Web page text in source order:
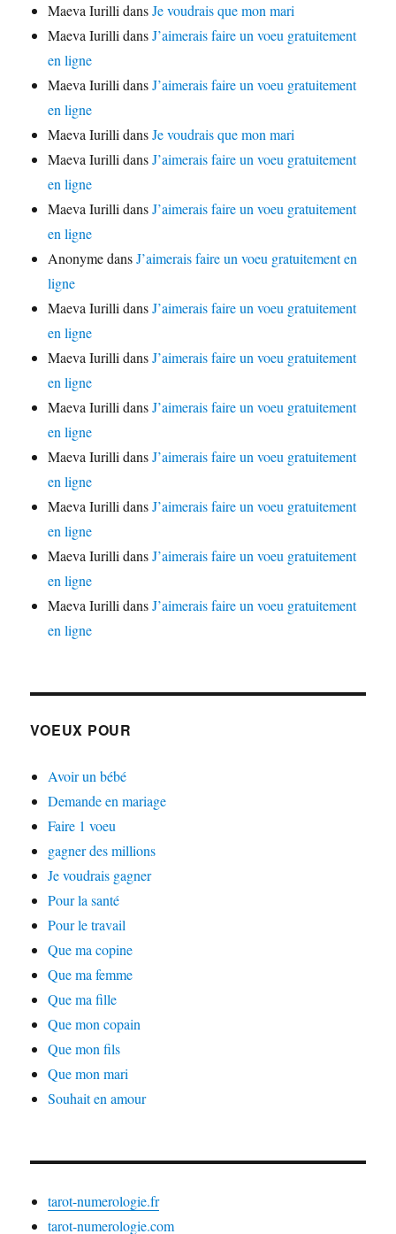
Maeva Iurilli dansJe voudrais que mon mari
Maeva Iurilli dansJ’aimerais faire un voeu gratuitement
en ligne
Maeva Iurilli dansJ’aimerais faire un voeu gratuitement
en ligne
Maeva Iurilli dansJe voudrais que mon mari
Maeva Iurilli dansJ’aimerais faire un voeu gratuitement
en ligne
Maeva Iurilli dansJ’aimerais faire un voeu gratuitement
en ligne
AnonymedansJ’aimerais faire un voeu gratuitement en
ligne
Maeva Iurilli dansJ’aimerais faire un voeu gratuitement
en ligne
Maeva Iurilli dansJ’aimerais faire un voeu gratuitement
en ligne
Maeva Iurilli dansJ’aimerais faire un voeu gratuitement
en ligne
Maeva Iurilli dansJ’aimerais faire un voeu gratuitement
en ligne
Maeva Iurilli dansJ’aimerais faire un voeu gratuitement
en ligne
Maeva Iurilli dansJ’aimerais faire un voeu gratuitement
en ligne
Maeva Iurilli dansJ’aimerais faire un voeu gratuitement
en ligne
VOEUX POUR
Avoir un bébé
Demande en mariage
Faire 1 voeu
gagner des millions
Je voudrais gagner
Pour la santé
Pour le travail
Que ma copine
Que ma femme
Que ma fille
Que mon copain
Que mon fils
Que mon mari
Souhait en amour
tarot-numerologie.fr
tarot-numerologie.com